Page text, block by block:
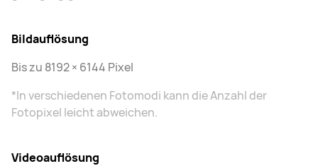
Bildauflösung
Bis zu 8192 × 6144 Pixel
*In verschiedenen Fotomodi kann die Anzahl der
Fotopixel leicht abweichen.
Videoauflösung